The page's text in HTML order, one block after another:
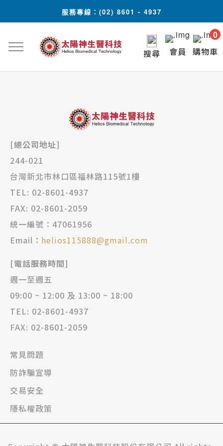
服務專線：(02) 8601 - 4937
搜尋 會員 購物車
0
[總公司地址]
244-021
台灣新北市林口區福林路115號1樓
TEL: 02-8601-4937
FAX: 02-8601-2059
統一編號：47061956
Email： helios115888@gmail.com
[電話服務時間]
週一至週五
09:00 ~ 12:00 及 13:00 ~ 18:00
TEL: 02-8601-4937
FAX: 02-8601-2059
常見問題
防詐騙宣導
交易安全
隱私權政策